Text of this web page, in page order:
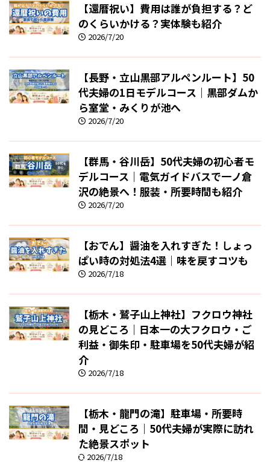
【還暦祝い】費用は誰が負担する？ど
のくらいかける？実体験も紹介
2026/7/20
【長野・立山黒部アルペンルート】50
代夫婦の1日モデルコース｜黒部ダムか
ら室堂・みくりが池へ
2026/7/20
【群馬・谷川岳】50代夫婦の初心者モ
デルコース｜電気ガイドバスで一ノ倉
沢の絶景へ！服装・所要時間も紹介
2026/7/20
【おでん】醤油を入れすぎた！しょっ
ぱい時の対処法4選｜味を戻すコツも
2026/7/18
【栃木・鷲子山上神社】フクロウ神社
の見どころ｜日本一の大フクロウ・ご
利益・御朱印・駐車場を50代夫婦が紹
介
2026/7/18
【栃木・龍門の滝】駐車場・所要時
間・見どころ｜50代夫婦が実際に訪れ
た絶景スポット
2026/7/18